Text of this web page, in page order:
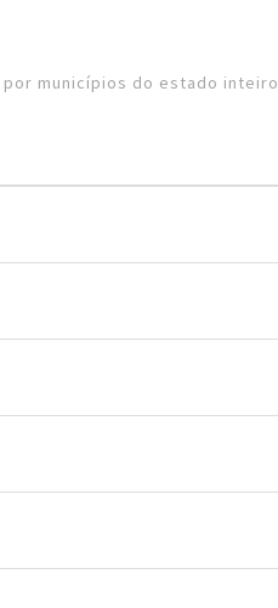
municípios do estado inteiro